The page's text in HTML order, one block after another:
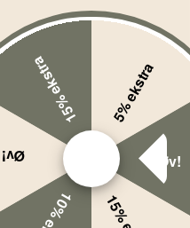
5% ekstra
Øv!
Øv!
15% ekstra